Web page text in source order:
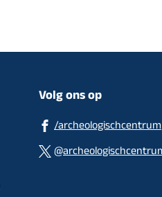
Volg ons op
/archeologischcentrum